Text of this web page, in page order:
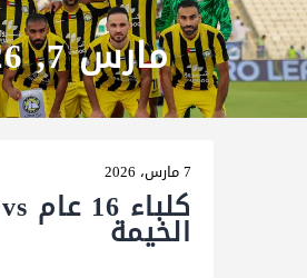
مارس 7, 2026الرئيسية
عن النادي
فرق النادي
الاخبار
المعرض
حجز التذاكر
7 مارس، 2026
الخيمة